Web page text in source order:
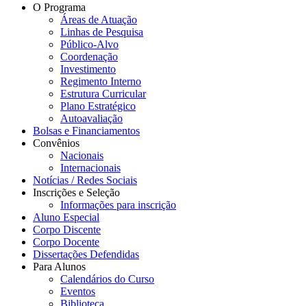
O Programa
Áreas de Atuação
Linhas de Pesquisa
Público-Alvo
Coordenação
Investimento
Regimento Interno
Estrutura Curricular
Plano Estratégico
Autoavaliação
Bolsas e Financiamentos
Convênios
Nacionais
Internacionais
Notícias / Redes Sociais
Inscrições e Seleção
Informações para inscrição
Aluno Especial
Corpo Discente
Corpo Docente
Dissertações Defendidas
Para Alunos
Calendários do Curso
Eventos
Biblioteca